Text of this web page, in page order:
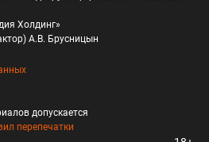
Холдинг»
А.В. Брусницын
допускается
перепечатки